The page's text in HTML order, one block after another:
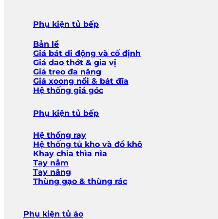
Phụ kiện tủ bếp
Bản lề
Giá bát di động và cố định
Giá dao thớt & gia vị
Giá treo đa năng
Giá xoong nồi & bát đĩa
Hệ thống giá góc
Phụ kiện tủ bếp
Hệ thống ray
Hệ thống tủ kho và đồ khô
Khay chia thìa nĩa
Tay nắm
Tay nâng
Thùng gạo & thùng rác
Phụ kiện tủ áo